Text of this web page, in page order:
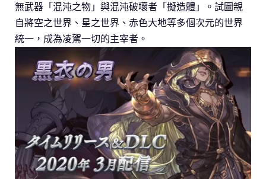
無武器「混沌之物」與混沌破壞者「擬造體」。試圖親
自將空之世界、星之世界、赤色大地等多個次元的世界
統一，成為凌駕一切的主宰者。